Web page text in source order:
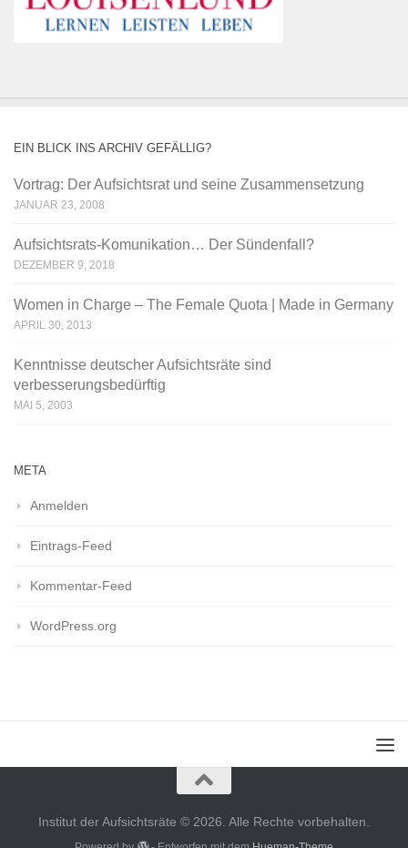
EIN BLICK INS ARCHIV GEFÄLLIG?
Vortrag: Der Aufsichtsrat und seine Zusammensetzung
JANUAR 23, 2008
Aufsichtsrats-Komunikation… Der Sündenfall?
DEZEMBER 9, 2018
Women in Charge – The Female Quota | Made in Germany
APRIL 30, 2013
Kenntnisse deutscher Aufsichtsräte sind
verbesserungsbedürftig
MAI 5, 2003
META
Anmelden
Eintrags-Feed
Kommentar-Feed
WordPress.org
Institut der Aufsichtsräte © 2026. Alle Rechte vorbehalten.